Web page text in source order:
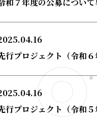
行プロジェクト（令和
行プロジェクト（令和